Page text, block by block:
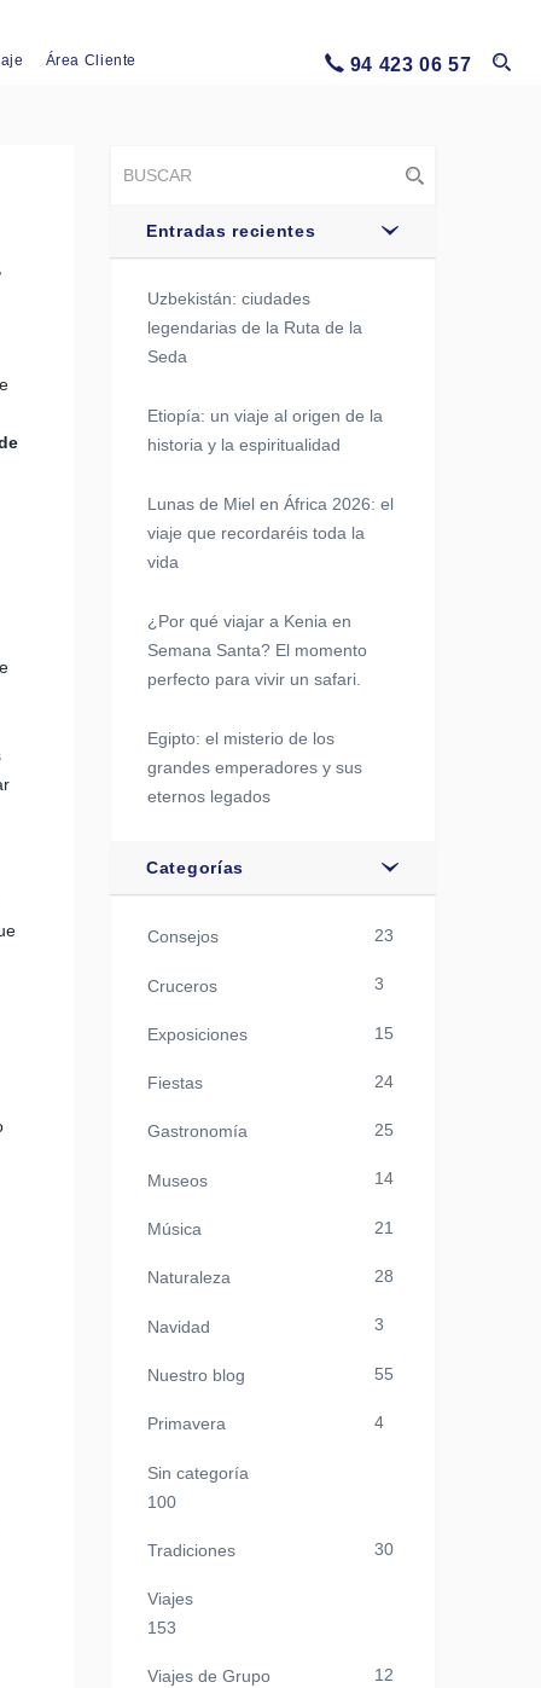
Área Cliente 94 423 06 57
Entradas recientes
Uzbekistán: ciudades
legendarias de la Ruta de la
Seda
Etiopía: un viaje al origen de la
historia y la espiritualidad
Lunas de Miel en África 2026: el
viaje que recordaréis toda la
vida
¿Por qué viajar a Kenia en
Semana Santa? El momento
perfecto para vivir un safari.
Egipto: el misterio de los
grandes emperadores y sus
eternos legados
Categorías
Consejos 23
Cruceros 3
Exposiciones 15
Fiestas 24
Gastronomía 25
Museos 14
Música 21
Naturaleza 28
Navidad 3
Nuestro blog 55
Primavera 4
Sin categoría
100
Tradiciones 30
Viajes
153
Viajes de Grupo 12